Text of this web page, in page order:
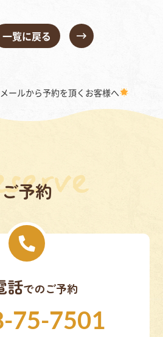
一覧に戻る
ールから予約を頂くお客様へ
ご予約
話でのご予約
75-7501